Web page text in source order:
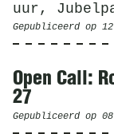
uur,
Gepubliceerd op
Open Call:
27
Gepubliceerd op